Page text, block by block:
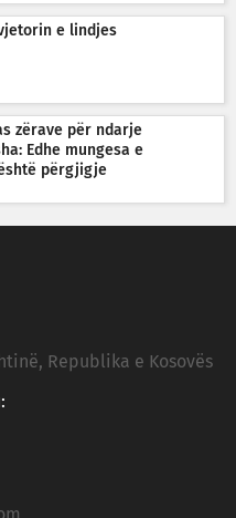
e lindjes
zërave për ndarje
Edhe mungesa e
përgjigje
Republika e Kosovës